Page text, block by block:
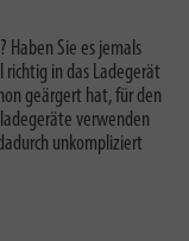
Haben Sie es jemals
richtig in das Ladegerät
geärgert hat, für den
verwenden
unkompliziert